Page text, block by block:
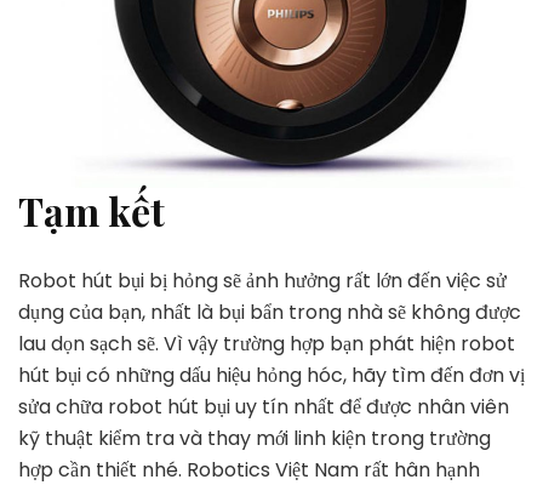
Tạm kết
Robot hút bụi bị hỏng sẽ ảnh hưởng rất lớn đến việc sử
dụng của bạn, nhất là bụi bẩn trong nhà sẽ không được
lau dọn sạch sẽ. Vì vậy trường hợp bạn phát hiện robot
hút bụi có những dấu hiệu hỏng hóc, hãy tìm đến đơn vị
sửa chữa robot hút bụi uy tín nhất để được nhân viên
kỹ thuật kiểm tra và thay mới linh kiện trong trường
hợp cần thiết nhé. Robotics Việt Nam rất hân hạnh